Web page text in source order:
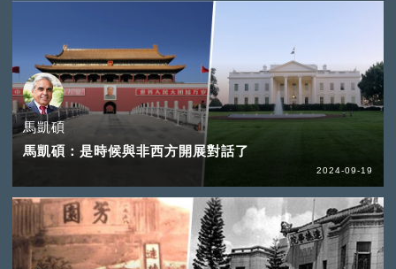
馬凱碩
馬凱碩：是時候與非西方開展對話了
2024-09-19